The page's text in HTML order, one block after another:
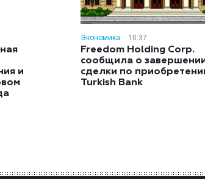
и
Экономика 10:37
Freedom Holding Corp.
сообщила о
сделки по
Turkish Bank